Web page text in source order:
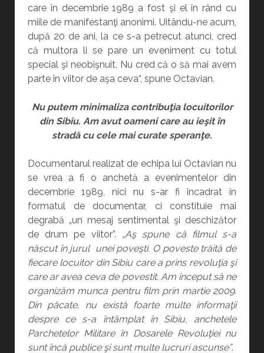
care în decembrie 1989 a fost şi el în rând cu
miile de manifestanţi anonimi. Uitându-ne acum,
după 20 de ani, la ce s-a petrecut atunci, cred
că multora li se pare un eveniment cu totul
special şi neobişnuit. Nu cred că o să mai avem
parte în viitor de aşa ceva“, spune Octavian.
Nu putem minimaliza contribuţia locuitorilor
din Sibiu. Am avut oameni care au ieşit în
stradă cu cele mai curate speranţe.
Documentarul realizat de echipa lui Octavian nu
se vrea a fi o anchetă a evenimentelor din
decembrie 1989, nici nu s-ar fi încadrat în
formatul de documentar, ci constituie mai
degrabă „un mesaj sentimental şi deschizător
de drum pe viitor”. „Aş spune că filmul s-a
născut în jurul unei poveşti. O poveste trăită de
fiecare locuitor din Sibiu care a prins revoluţia şi
care ar avea ceva de povestit. Am început să ne
organizăm munca pentru film prin martie 2009.
Din păcate, nu există foarte multe informaţii
despre ce s-a întâmplat în Sibiu, anchetele
Parchetelor Militare în Dosarele Revoluţiei nu
sunt încă publice şi sunt multe lucruri ascunse”.